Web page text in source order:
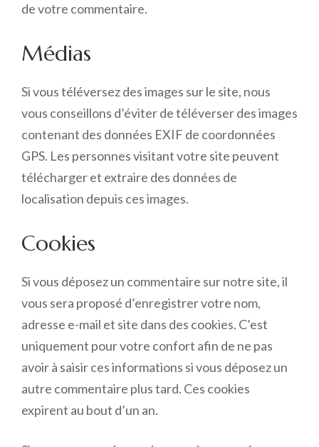
de votre commentaire.
Médias
Si vous téléversez des images sur le site, nous
vous conseillons d’éviter de téléverser des images
contenant des données EXIF de coordonnées
GPS. Les personnes visitant votre site peuvent
télécharger et extraire des données de
localisation depuis ces images.
Cookies
Si vous déposez un commentaire sur notre site, il
vous sera proposé d’enregistrer votre nom,
adresse e-mail et site dans des cookies. C’est
uniquement pour votre confort afin de ne pas
avoir à saisir ces informations si vous déposez un
autre commentaire plus tard. Ces cookies
expirent au bout d’un an.